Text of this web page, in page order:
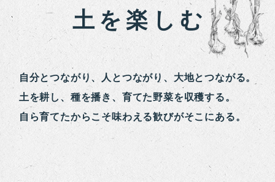
土を楽しむ
自分とつながり、人とつながり、大地とつながる。
土を耕し、種を播き、育てた野菜を収穫する。
自ら育てたからこそ味わえる歓びがそこにある。